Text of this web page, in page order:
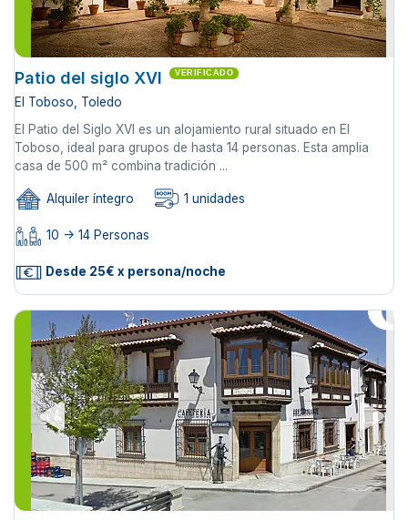
Patio del siglo XVI VERIFICADO
El Toboso, Toledo
El Patio del Siglo XVI es un alojamiento rural situado en El
Toboso, ideal para grupos de hasta 14 personas. Esta amplia
casa de 500 m² combina tradición ...
Alquiler íntegro 1 unidades
10 -> 14 Personas
Desde 25€ x persona/noche